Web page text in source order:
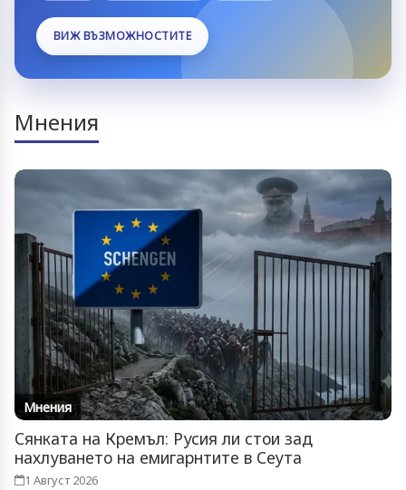
ВИЖ ВЪЗМОЖНОСТИТЕ
Мнения
Мнения
Сянката на Кремъл: Русия ли стои зад
нахлуването на емигарнтите в Сеута
1 Август 2026